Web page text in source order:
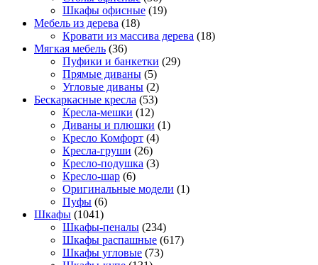
Шкафы офисные (19)
Мебель из дерева (18)
Кровати из массива дерева (18)
Мягкая мебель (36)
Пуфики и банкетки (29)
Прямые диваны (5)
Угловые диваны (2)
Бескаркасные кресла (53)
Кресла-мешки (12)
Диваны и плюшки (1)
Кресло Комфорт (4)
Кресла-груши (26)
Кресло-подушка (3)
Кресло-шар (6)
Оригинальные модели (1)
Пуфы (6)
Шкафы (1041)
Шкафы-пеналы (234)
Шкафы распашные (617)
Шкафы угловые (73)